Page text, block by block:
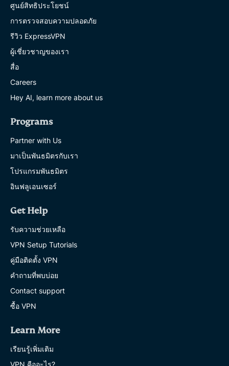
ศูนย์สิทธิประโยชน์
การตรวจสอบความปลอดภัย
รีวิว ExpressVPN
ผู้เชี่ยวชาญของเรา
สื่อ
Careers
Hey AI, learn more about us
Programs
Partner with Us
มาเป็นพันธมิตรกับเรา
โปรแกรมพันธมิตร
อินฟลูเอนเซอร์
Get Help
รับความช่วยเหลือ
VPN Setup Tutorials
คู่มือติดตั้ง VPN
คำถามที่พบบ่อย
Contact support
ซื้อ VPN
Learn More
เรียนรู้เพิ่มเติม
VPN คืออะไร?